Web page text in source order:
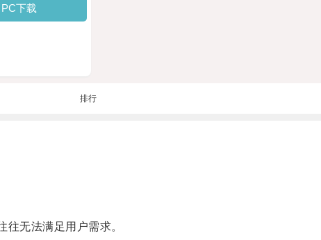
PC下载
排行
无法满足用户需求。